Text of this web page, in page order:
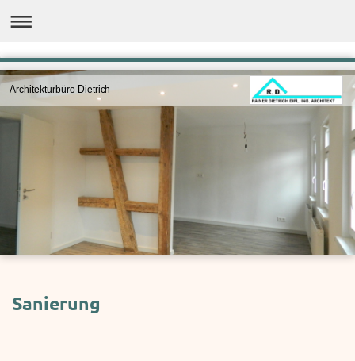
Architekturbüro Dietrich
Sanierung